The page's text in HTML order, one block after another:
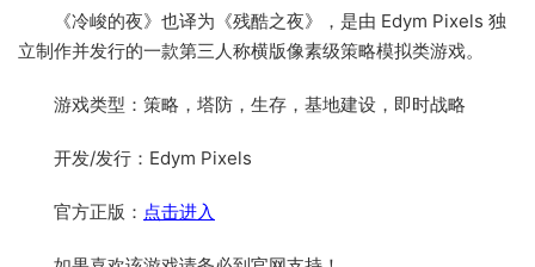
《冷峻的夜》也译为《残酷之夜》，是由 Edym Pixels 独
立制作并发行的一款第三人称横版像素级策略模拟类游戏。
游戏类型：策略，塔防，生存，基地建设，即时战略
开发/发行：Edym Pixels
官方正版： 点击进入